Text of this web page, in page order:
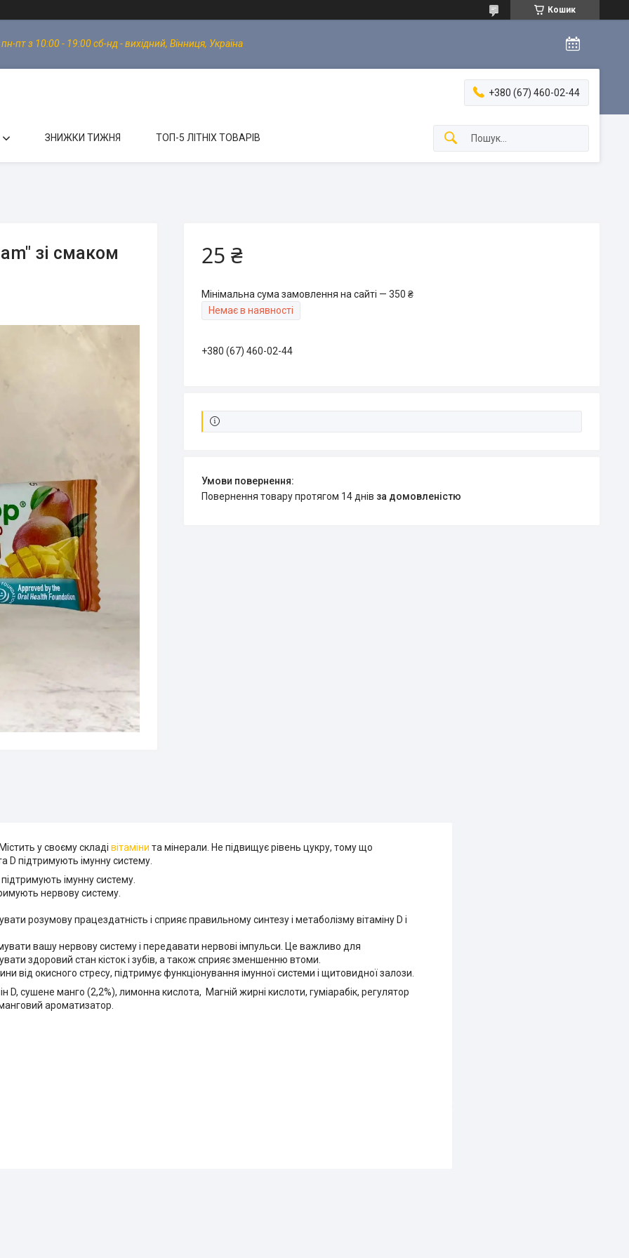
Кошик
пт з 10:00 - 19:00 сб-нд - вихідний, Вінниця, Україна
+380 (67) 460-02-44
ЗНИЖКИ ТИЖНЯ ТОП-5 ЛІТНІХ ТОВАРІВ
зі смаком 25 ₴
Мінімальна сума замовлення на сайті — 350 ₴
Немає в наявності
+380 (67) 460-02-44
повернення товару протягом 14 днів за домовленістю
у своєму складі вітаміни та мінерали. Не підвищує рівень цукру, тому що
D підтримують імунну систему.
імунну систему.
нервову систему.
розумову працездатність і сприяє правильному синтезу і метаболізму вітаміну D і
вашу нервову систему і передавати нервові імпульси. Це важливо для
здоровий стан кісток і зубів, а також сприяє зменшенню втоми.
від окисного стресу, підтримує функціонування імунної системи і щитовидної залози.
D, сушене манго (2,2%), лимонна кислота, Магній жирні кислоти, гуміарабік, регулятор
ароматизатор.